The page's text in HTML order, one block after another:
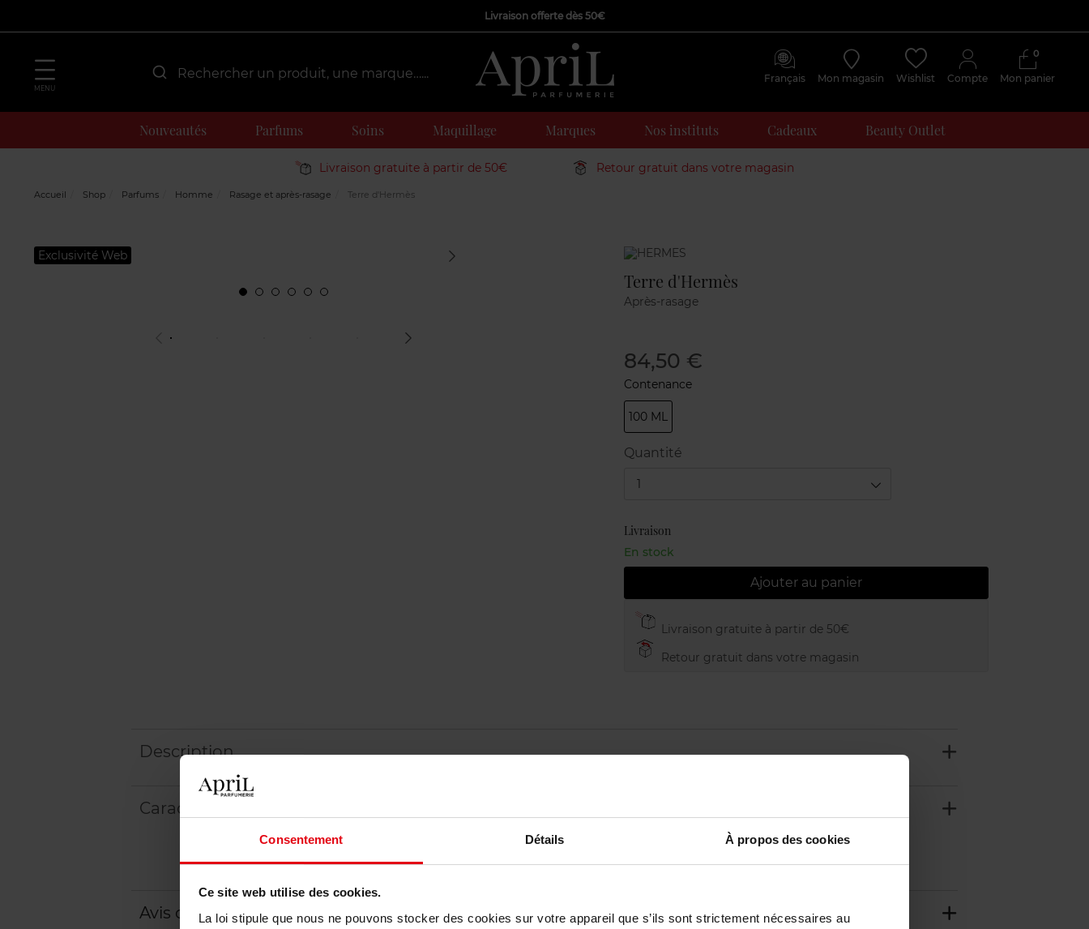
Consentement Détails À propos des cookies
Ce site web utilise des cookies.
La loi stipule que nous ne pouvons stocker des cookies sur votre appareil que s’ils sont strictement nécessaires au
Livraison offerte dès 50€
MENU
Français Mon magasin Wishlist Compte Mon panier
0
Nouveautés Parfums Soins Maquillage Marques Nos instituts Cadeaux Beauty Outlet
Livraison gratuite à partir de 50€ Retour gratuit dans votre magasin
Accueil Shop Parfums Homme Rasage et après-rasage Terre d'Hermès
Exclusivité Web Marque
Terre d'Hermès
Après-rasage
84,50 €
Contenance
100 ML
Quantité
1
Livraison
En stock
Ajouter au panier
Livraison gratuite à partir de 50€
Retour gratuit dans votre magasin
Description
Caractéristiques
Avis client Politique relative aux avis des clients